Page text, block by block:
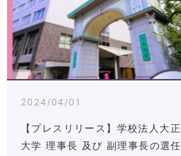
2024/04/01
【プレスリリース】学校法人大正
大学 理事長 及び 副理事長の選任